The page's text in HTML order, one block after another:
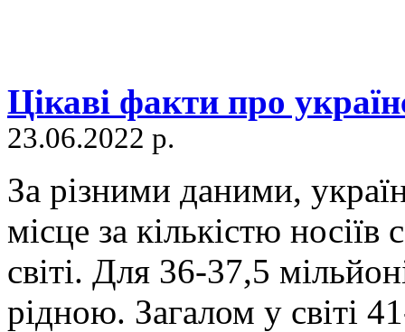
Цікаві факти про
23.06.2022 р.
За різними даними,
місце за кількістю
світі. Для 36-37,5
рідною. Загалом у світі